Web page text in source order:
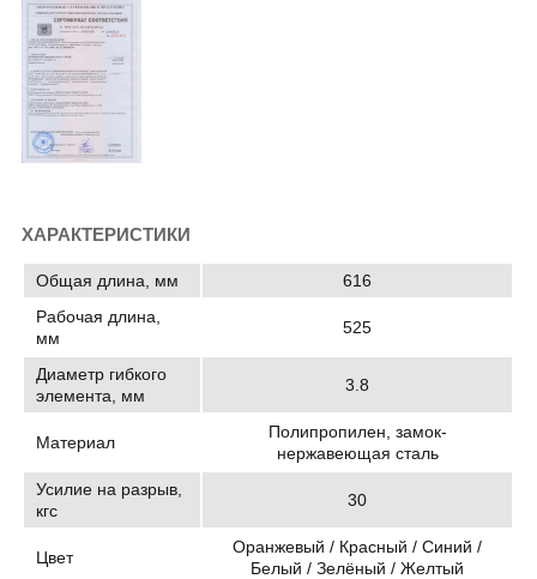
ХАРАКТЕРИСТИКИ
Общая длина, мм
616
Рабочая длина,
мм
525
Диаметр гибкого
элемента, мм
3.8
Материал
Полипропилен, замок-
нержавеющая сталь
Усилие на разрыв,
кгс
30
Цвет
Оранжевый / Красный / Синий /
Белый / Зелёный / Желтый